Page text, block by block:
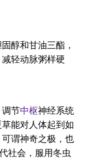
醇和甘油三酯，
轻动脉粥样硬
节中枢神经系统
能对人体起到如
谓神奇之极，也
社会，服用冬虫